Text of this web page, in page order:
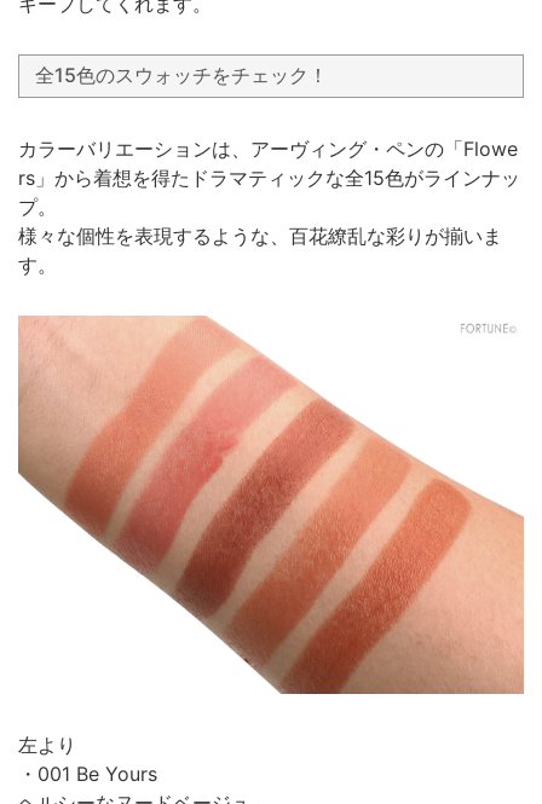
全15色のスウォッチをチェック！
カラーバリエーションは、アーヴィング・ペンの「Flowe
rs」から着想を得たドラマティックな全15色がラインナッ
プ。
様々な個性を表現するような、百花繚乱な彩りが揃いま
す。
左より
・001 Be Yours